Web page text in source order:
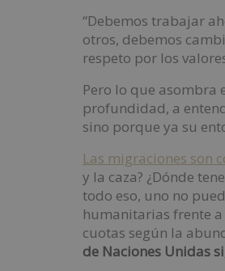
“Debemos trabajar
otros, debemos
respeto por los
Pero lo que asombra
profundidad, a
sino porque ya su
Las migraciones son
y la caza? ¿Dónde
todo eso, uno no
humanitarias frente
cuotas según la
de Naciones Unidas